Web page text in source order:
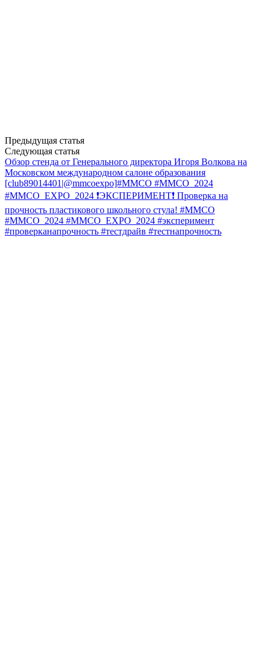
Предыдущая статья
Следующая статья
Обзор стенда от Генерального директора Игоря Волкова на
Московском международном салоне образования
[club89014401|@mmcoexpo]#ММСО #ММСО_2024
#ММСО_EXPO_2024 ❗️ЭКСПЕРИМЕНТ❗️ Проверка на
прочность пластикового школьного стула! #ММСО
#ММСО_2024 #ММСО_EXPO_2024 #эксперимент
#проверканапрочность #тестдрайв #тестнапрочность